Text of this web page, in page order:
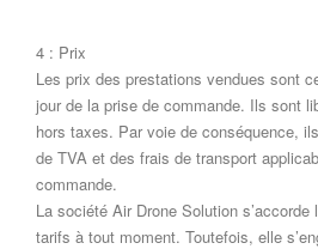
4 : Prix
Les prix des prestations vendues sont
jour de la prise de commande. Ils sont
hors taxes. Par voie de conséquence,
de TVA et des frais de transport
commande.
La société Air Drone Solution
tarifs à tout moment. Toutefois, elle